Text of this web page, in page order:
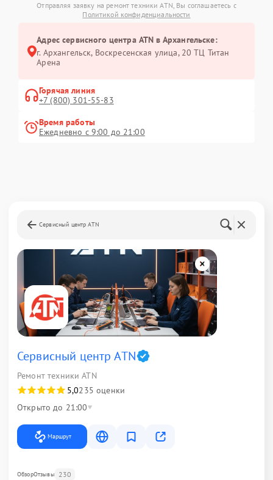
Отправляя заявку на ремонт техники ATN, Вы соглашаетесь с
Политикой конфиденциальности
Адрес сервисного центра ATN в Архангельске:
г. Архангельск, Воскресенская улица, 20 ТЦ Титан
Арена
Горячая линия
+7 (800) 301-55-83
Время работы
Ежедневно с 9:00 до 21:00
Сервисный центр ATN
Сервисный центр ATN
Ремонт техники ATN
5,0235 оценки
Открыто до 21:00
Маршрут
ОбзорОтзывы 230